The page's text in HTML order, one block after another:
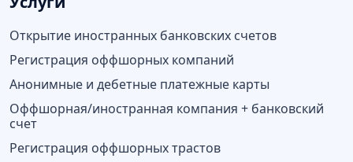
Открытие иностранных банковских счетов
Регистрация оффшорных компаний
Анонимные и дебетные платежные карты
Оффшорная/иностранная компания + банковский
счет
Регистрация оффшорных трастов